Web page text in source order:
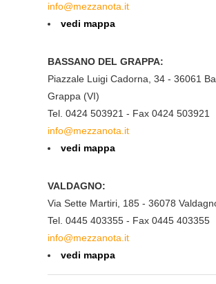
info@mezzanota.it
vedi mappa
BASSANO DEL GRAPPA:
Piazzale Luigi Cadorna, 34 - 36061
Grappa (VI)
Tel. 0424 503921 - Fax 0424 503921
info@mezzanota.it
vedi mappa
VALDAGNO:
Via Sette Martiri, 185 - 36078
Tel. 0445 403355 - Fax 0445 403355
info@mezzanota.it
vedi mappa